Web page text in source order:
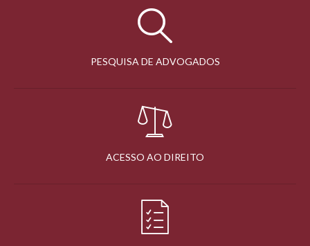
PESQUISA DE ADVOGADOS
ACESSO AO DIREITO